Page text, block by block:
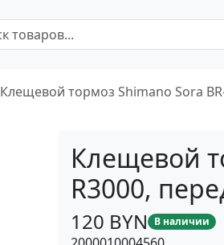
Клещевой тормоз Shimano Sora
Клещевой
R3000,
120 BYN В наличии